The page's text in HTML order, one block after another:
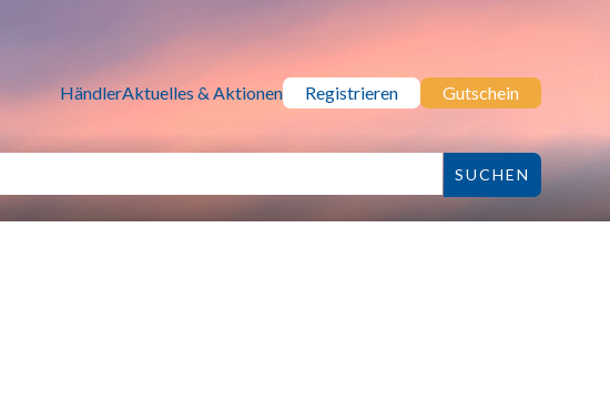
HändlerAktuelles & Aktionen Registrieren Gutschein